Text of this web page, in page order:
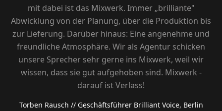
mit dabei ist das Mixwerk. Immer „brilliante"
Abwicklung von der Planung, über die Produktion bis
zur Lieferung. Darüber hinaus: Eine angenehme und
freundliche Atmosphäre. Wir als Agentur schicken
unsere Sprecher sehr gerne ins Mixwerk, weil wir
wissen, dass sie gut aufgehoben sind. Mixwerk -
darauf ist Verlass!
Torben Rausch // Geschäftsführer Brilliant Voice, Berlin